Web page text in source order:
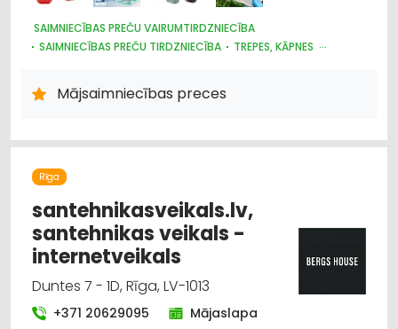
SAIMNIECĪBAS PREČU VAIRUMTIRDZNIECĪBA
SAIMNIECĪBAS PREČU TIRDZNIECĪBA
TREPES, KĀPNES
UZKOPŠANAS LĪDZEKĻI UN TEHNIKA, PROFESIONĀLĀ
HIGIĒNAS PRECES
INTERNETVEIKALI, E-KOMERCIJA
Mājsaimniecības preces
Rīga
santehnikasveikals.lv,
santehnikas veikals -
internetveikals
Duntes 7 - 1D, Rīga, LV-1013
+371 20629095 Mājaslapa